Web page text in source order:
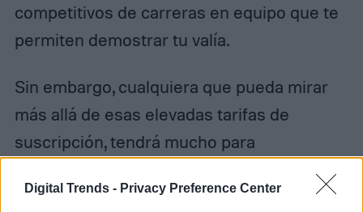
Digital Trends - Privacy Preference Center
competitivos de carreras en equipo que te
permiten demostrar tu valía.
Sin embargo, cualquiera que pueda mirar
más allá de esas elevadas tarifas de
suscripción, tendrá mucho para
no solo está
repleto de eventos competitivos, sino que